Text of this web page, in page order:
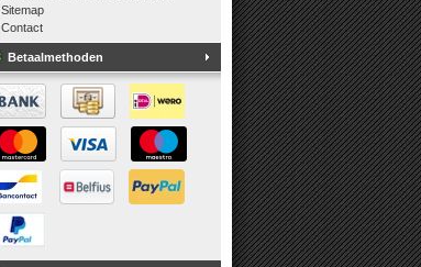
Sitemap
Contact
Betaalmethoden